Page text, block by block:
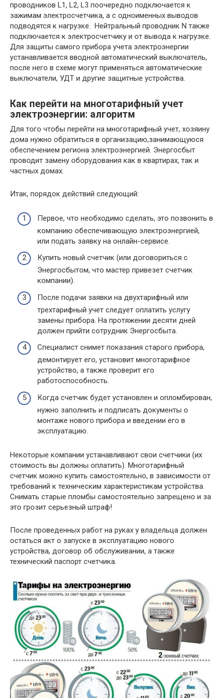
проводников L1, L2, L3 поочередно подключается к
зажимам электросчетчика, а с одноименных выводов
подводятся к нагрузке. Нейтральный проводник N также
подключается к электросчетчику и от вывода к нагрузке.
Для защиты самого прибора учета электроэнергии
устанавливается вводной автоматический выключатель,
после него в схеме могут применяться автоматические
выключатели, УДТ и другие защитные устройства.
Как перейти на многотарифный учет
электроэнергии: алгоритм
Для того чтобы перейти на многотарифный учет, хозяину
дома нужно обратиться в организацию,занимающуюся
обеспечением региона электроэнергией. Энергосбыт
проводит замену оборудования как в квартирах, так и
частных домах.
Итак, порядок действий следующий:
Первое, что необходимо сделать, это позвонить в
компанию обеспечивающую электроэнергией,
или подать заявку на онлайн-сервисе.
Купить новый счетчик (или договориться с
Энергосбытом, что мастер привезет счетчик
компании).
После подачи заявки на двухтарифный или
трехтарифный учет следует оплатить услугу
замены прибора. На протяжении десяти дней
должен прийти сотрудник Энергосбыта.
Специалист снимет показания старого прибора,
демонтирует его, установит многотарифное
устройство, а также проверит его
работоспособность.
Когда счетчик будет установлен и опломбирован,
нужно заполнить и подписать документы о
монтаже нового прибора и введении его в
эксплуатацию.
Некоторые компании устанавливают свои счетчики (их
стоимость вы должны оплатить). Многотарифный
счетчик можно купить самостоятельно, в зависимости от
требований к техническим характеристикам устройства.
Снимать старые пломбы самостоятельно запрещено и за
это грозит серьезный штраф!
После проведенных работ на руках у владельца должен
остаться акт о запуске в эксплуатацию нового
устройства, договор об обслуживании, а также
технический паспорт счетчика.